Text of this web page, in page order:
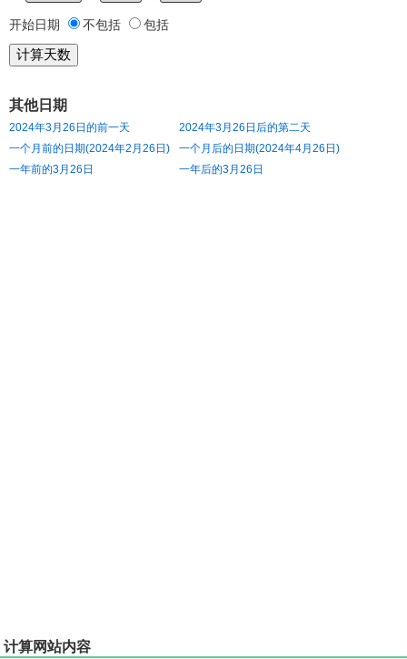
开始日期 不包括 包括
其他日期
2024年3月26日的前一天
2024年3月26日后的第二天
一个月前的日期(2024年2月26日)
一个月后的日期(2024年4月26日)
一年前的3月26日
一年后的3月26日
计算网站内容